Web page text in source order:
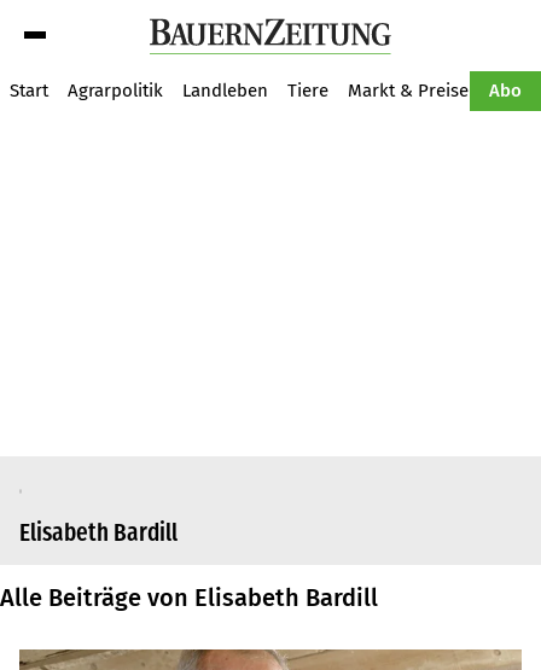
Start Agrarpolitik Landleben Tiere Markt & Preise Abo
Elisabeth Bardill
Alle Beiträge von Elisabeth Bardill